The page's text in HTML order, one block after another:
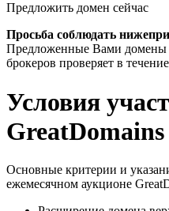
Предложить домен сейчас
Просьба соблюдать
Предложенные Вами домены
брокеров проверяет в
Условия
GreatDomains
Основные критерии и
ежемесячном аукционе